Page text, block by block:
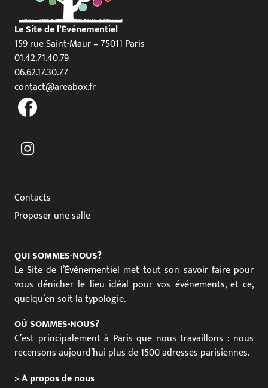
Le Site de l’Événementiel
159 rue Saint-Maur – 75011 Paris
01.42.71.40.79
06.62.17.30.77
contact@areabox.fr
Contacts
Proposer une salle
QUI SOMMES-NOUS?
Le Site de l’Événementiel met tout son savoir faire pour
vous dénicher le lieu idéal pour vos événements, et ce,
quelqu’en soit la typologie.
OÙ SOMMES-NOUS?
C’est principalement à Paris que nous travaillons : nous
recensons aujourd’hui plus de 1500 adresses parisiennes.
>À propos de nous